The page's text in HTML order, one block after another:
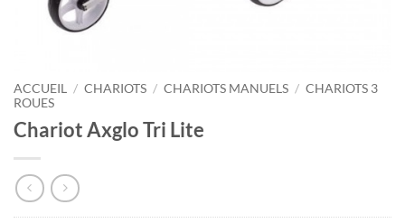
ACCUEIL / CHARIOTS / CHARIOTS MANUELS / CHARIOTS 3
ROUES
Chariot Axglo Tri Lite